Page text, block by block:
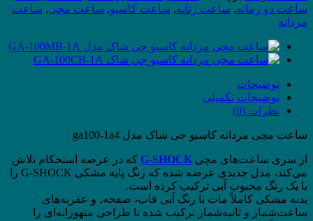
جی
شاک
ga-
100-
عدد
ساعت دو زمانه, ساعت زنانه, ساعت کاسیو, ساعت مچی, ساعت
مردانه
توضیحات
توضیحات تکمیلی
نظرات (0)
ساعت مچی مردانه کاسیو جی شاک مدل ga100-1a4
از سری ساعت‌های مچی G-SHOCK که در عرصه استحکام تلاش
می‌کند، مدل جدیدی عرضه شده که رنگ پایه مشکی G-SHOCK را
با یک رنگ محبوب آبی ترکیب کرده است.
بدنه مشکی کاملاً مات با رنگ آبی قاب، صفحه، و عقربه‌های
ساعت‌شمار و ثانیه‌شمار ترکیب شده تا طراحی متهورانه‌ای را